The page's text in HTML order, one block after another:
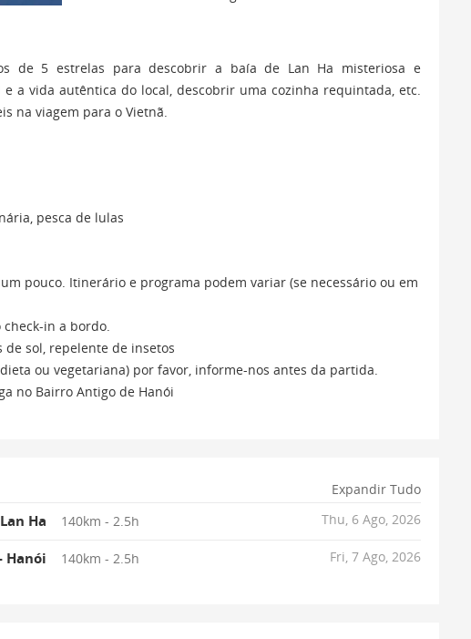
de 5 estrelas para descobrir a baía de Lan Ha misteriosa e
a vida autêntica do local, descobrir uma cozinha requintada, etc.
na viagem para o Vietnã.
pesca de lulas
pouco. Itinerário e programa podem variar (se necessário ou em
in a bordo.
sol, repelente de insetos
ou vegetariana) por favor, informe-nos antes da partida.
no Bairro Antigo de Hanói
Expandir Tudo
Ha 140km - 2.5h Thu, 6 Ago, 2026
Hanói 140km - 2.5h Fri, 7 Ago, 2026